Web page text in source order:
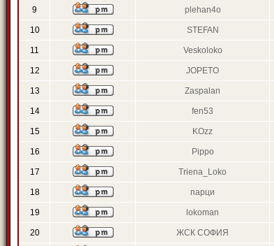
9 plehan4o
10 STEFAN
11 Veskoloko
12 JOPETO
13 Zaspalan
14 fen53
15 KOzz
16 Pippo
17 Triena_Loko
18 парци
19 lokoman
20 ЖСК СОФИЯ